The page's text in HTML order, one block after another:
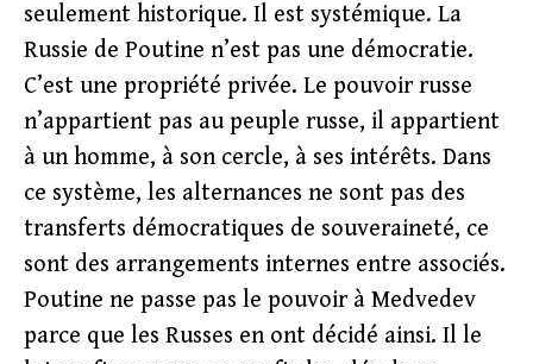
seulement historique. Il est systémique. La
Russie de Poutine n’est pas une démocratie.
C’est une propriété privée. Le pouvoir russe
n’appartient pas au peuple russe, il appartient
à un homme, à son cercle, à ses intérêts. Dans
ce système, les alternances ne sont pas des
transferts démocratiques de souveraineté, ce
sont des arrangements internes entre associés.
Poutine ne passe pas le pouvoir à Medvedev
parce que les Russes en ont décidé ainsi. Il le